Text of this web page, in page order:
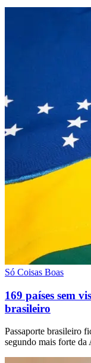
Só Coisas Boas
169 países sem
brasileiro
Passaporte brasileiro
segundo mais forte da